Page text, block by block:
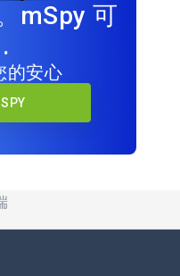
mSpy 可
的安心